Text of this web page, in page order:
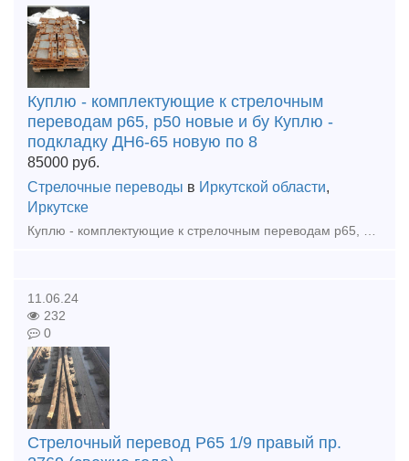
Куплю - комплектующие к стрелочным
переводам р65, р50 новые и бу Куплю -
подкладку ДН6-65 новую по 8
85000 руб.
Стрелочные переводы в Иркутской области,
Иркутске
Куплю - комплектующие к стрелочным переводам р65, р50 новые и бу Куплю - подкладку ДН6-65 новую по 85000р тн Куплю - шуруп путевой 24х170 новый по 55000р тн Куплю - костыль путовой 16х16х165 новый
11.06.24
232
0
Стрелочный перевод Р65 1/9 правый пр.